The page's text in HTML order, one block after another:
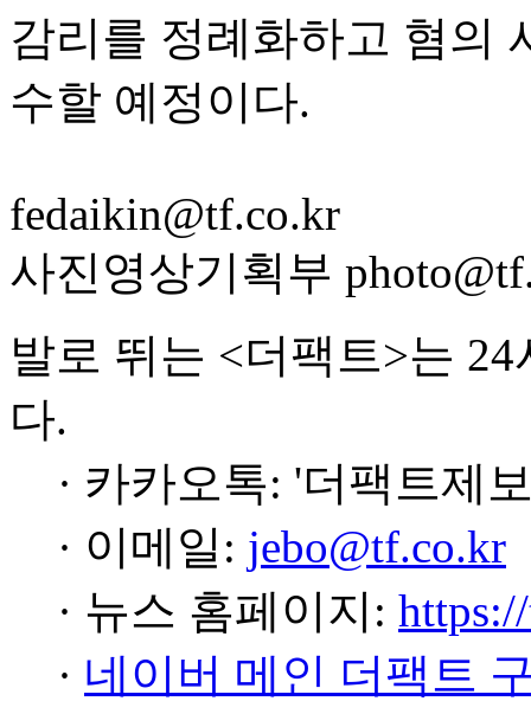
감리를 정례화하고 혐의
수할 예정이다.
fedaikin@tf.co.kr
사진영상기획부
발로 뛰는 <더팩트>는
다.
· 카카오톡: '더팩트제
· 이메일: jebo@tf.co.kr
· 뉴스 홈페이지:
· 네이버 메인 더팩트